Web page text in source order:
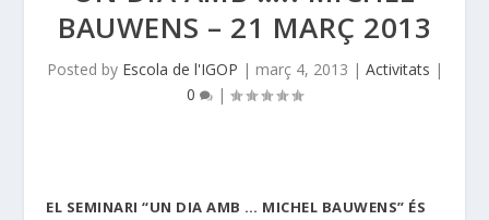
BAUWENS – ​​21 MARÇ 2013
Posted by Escola de l'IGOP | març 4, 2013 | Activitats |
0
|
EL SEMINARI“UN DIA AMB … MICHEL BAUWENS” ÉS